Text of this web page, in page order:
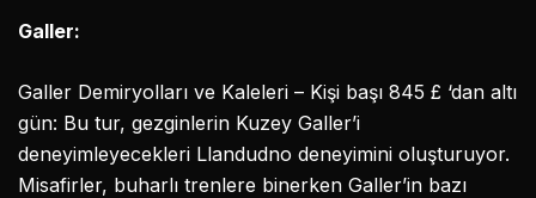
Galler:
Galler Demiryolları ve Kaleleri – Kişi başı 845 £ ‘dan altı
gün: Bu tur, gezginlerin Kuzey Galler’i
deneyimleyecekleri Llandudno deneyimini oluşturuyor.
Misafirler, buharlı trenlere binerken Galler’in bazı